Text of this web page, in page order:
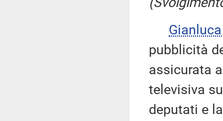
pubblicità
assicurata
televisiva
deputati e